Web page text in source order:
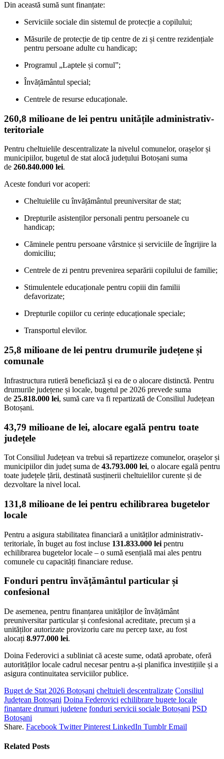
Din această sumă sunt finanțate:
Serviciile sociale din sistemul de protecție a copilului;
Măsurile de protecție de tip centre de zi și centre rezidențiale
pentru persoane adulte cu handicap;
Programul „Laptele și cornul”;
Învățământul special;
Centrele de resurse educaționale.
260,8 milioane de lei pentru unitățile administrativ-
teritoriale
Pentru cheltuielile descentralizate la nivelul comunelor, orașelor și
municipiilor, bugetul de stat alocă județului Botoșani suma
de 260.840.000 lei.
Aceste fonduri vor acoperi:
Cheltuielile cu învățământul preuniversitar de stat;
Drepturile asistenților personali pentru persoanele cu
handicap;
Căminele pentru persoane vârstnice și serviciile de îngrijire la
domiciliu;
Centrele de zi pentru prevenirea separării copilului de familie;
Stimulentele educaționale pentru copiii din familii
defavorizate;
Drepturile copiilor cu cerințe educaționale speciale;
Transportul elevilor.
25,8 milioane de lei pentru drumurile județene și
comunale
Infrastructura rutieră beneficiază și ea de o alocare distinctă. Pentru
drumurile județene și locale, bugetul pe 2026 prevede suma
de 25.818.000 lei, sumă care va fi repartizată de Consiliul Județean
Botoșani.
43,79 milioane de lei, alocare egală pentru toate
județele
Tot Consiliul Județean va trebui să repartizeze comunelor, orașelor și
municipiilor din județ suma de 43.793.000 lei, o alocare egală pentru
toate județele țării, destinată susținerii cheltuielilor curente și de
dezvoltare la nivel local.
131,8 milioane de lei pentru echilibrarea bugetelor
locale
Pentru a asigura stabilitatea financiară a unităților administrativ-
teritoriale, în buget au fost incluse 131.833.000 lei pentru
echilibrarea bugetelor locale – o sumă esențială mai ales pentru
comunele cu capacități financiare reduse.
Fonduri pentru învățământul particular și
confesional
De asemenea, pentru finanțarea unităților de învățământ
preuniversitar particular și confesional acreditate, precum și a
unităților autorizate provizoriu care nu percep taxe, au fost
alocați 8.977.000 lei.
Doina Federovici a subliniat că aceste sume, odată aprobate, oferă
autorităților locale cadrul necesar pentru a-și planifica investițiile și a
asigura continuitatea serviciilor publice.
Buget de Stat 2026 Botoșani cheltuieli descentralizate Consiliul
Județean Botoșani Doina Federovici echilibrare bugete locale
finantare drumuri judetene fonduri servicii sociale Botoșani PSD
Botoșani
Share. Facebook Twitter Pinterest LinkedIn Tumblr Email
Related Posts